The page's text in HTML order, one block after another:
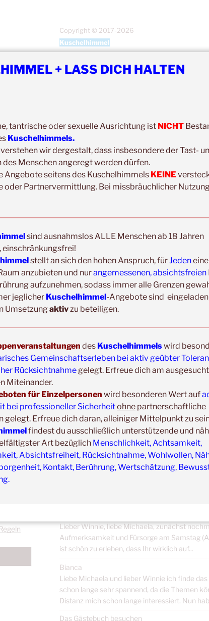
und
Copyright © 2017-2026
Kuschelhimmel
Alle Rechte vorbehalten.
Update:
Unsere
Gruppenveranstaltungen sindohne
Veranstaltungsräumen möglich!
Was schon immer galt und weiter gilt:
Fühlst
Erkältungssymptome, dann verzichte bitte
ERFAHRUNGSBERICHTE/
Heike
Heute hatte ich mein erstes Kuscheltreffen
und gleich vorweg gesagt- ich komme
liebevolle Organisation und der völlig sichere...
Dana
Jahresreflexion 05.2025 bis 06.2026 Lieber
gemeinsamen therapeutischen
Haltetherapie in Einzelsitzungen] hat sich viel
Kuscheln...
Sascha & Illiana
Wir haben als Ehepaar gemeinsam an der
Therapie beim Kuschelhimmel (Anmerk.:
Greifenstein) teilgenommen und es war für uns
Corina
Die Ausbildung zur Kuschel- und
(Anmerk.: vom 22.05. bis 25.05.2026 in der
Lieber Winnie, liebe Michaela, zunächst
Aufmerksamkeit und Fürsorge am Samstag
ist schön zu erleben, dass Ihr wirklich auf...
Bianca
Liebe Michaela und lieber Winnie ich finde
schon lange sehr spannend, da die Themen
Distanz mich schon lange interessiert. Nun
Das Gästebuch besuchen
+ LASS DICH HALTEN
tantrische oder sexuelle Ausrichtung ist NICHT
Kuschelhimmels.
verstehen wir dergestalt, dass insbesondere der Tast-
des Menschen angeregt werden dürfen.
Angebote seitens des Kuschelhimmels KEINE
oder Partnervermittlung. Bei missbräuchlicher
sind ausnahmslos ALLE Menschen ab 18 Jahren
stellt an sich den hohen Anspruch, für Jeden
anzubieten und nurangemessenen, absichtsfreien
aufzunehmen, sodass immer alle Grenzen
jeglicher Kuschelhimmel-Angebote sind
Umsetzung aktiv zu beteiligen.
des Kuschelhimmelswird
Gemeinschaftserleben bei aktiv geübter
Rücksichtnahmegelegt. Erfreue dich am ausgesucht
Miteinander.
für Einzelpersonen wird besonderen Wert auf
bei professioneller Sicherheitohne partnerschaftliche
gelegt. Erfreue dich daran, alleiniger Mittelpunkt zu
findest du ausschließlich unterstützende und
Art bezüglich Menschlichkeit, Achtsamkeit,
Absichtsfreiheit, Rücksichtnahme, Wohlwollen,
Kontakt, Berührung, Wertschätzung,